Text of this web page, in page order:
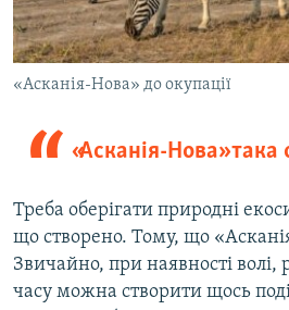
«Асканія-Нова» до окупації
«Асканія-Нова» така
Треба оберігати природні
що створено. Тому, що
Звичайно, при наявності волі,
часу можна створити щось